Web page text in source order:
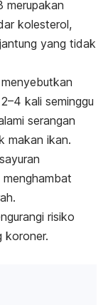
merupakan
kolesterol,
yang tidak
kali seminggu
serangan
makan ikan.
menghambat
risiko
koroner.